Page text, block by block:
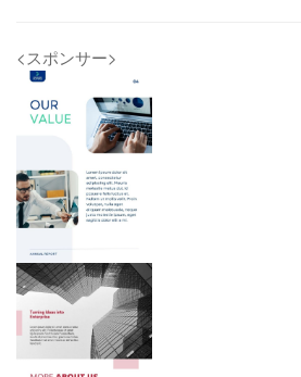
<スポンサー>